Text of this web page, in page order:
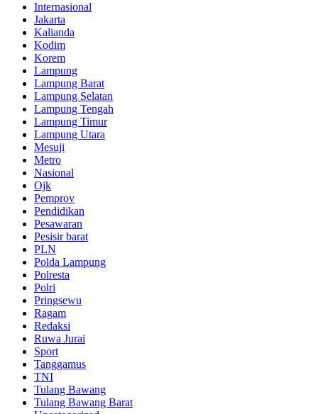
casino
dbet12
casino
luck8
casino
w388
casino
tk66
Osvmiddleeast
Amzonmytvamzon
Hienphap
Jewelrycurrent
Yoolga
Sarahhealy
Ceddimizosmanli
Blessingsapp
Yourbirdguide
Antonstepanok
Internasional
Jakarta
Kalianda
Kodim
Korem
Lampung
Lampung Barat
Lampung Selatan
Lampung Tengah
Lampung Timur
Lampung Utara
Mesuji
Metro
Nasional
Ojk
Pemprov
Pendidikan
Pesawaran
Pesisir barat
PLN
Polda Lampung
Polresta
Polri
Pringsewu
Ragam
Redaksi
Ruwa Jurai
Sport
Tanggamus
TNI
Tulang Bawang
Tulang Bawang Barat